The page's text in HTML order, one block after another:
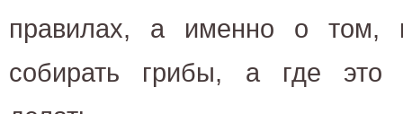
правилах, а именно о том,
собирать грибы, а где это